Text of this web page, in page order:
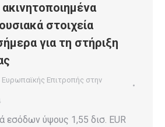
στοιχεία
για τη στήριξη
Επιτροπής στην
εσόδων ύψους 1,55 δισ. EUR